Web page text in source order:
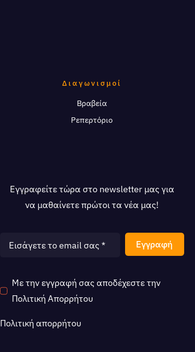
Διαγωνισμοί
Βραβεία
Ρεπερτόριο
Εγγραφείτε τώρα στο newsletter μας για
να μαθαίνετε πρώτοι τα νέα μας!
Εγγραφή
Με την εγγραφή σας αποδέχεστε την
Πολιτική Απορρήτου
Πολιτική απορρήτου